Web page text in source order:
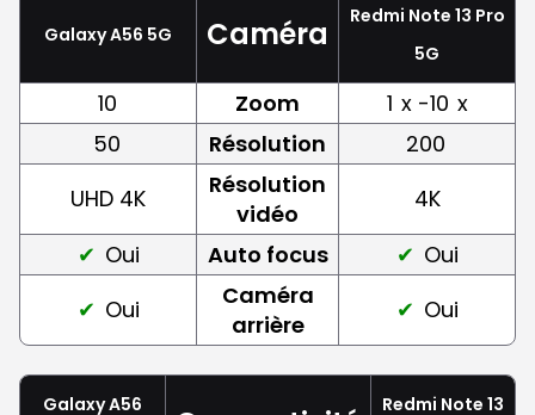
Galaxy A56 5G Caméra
Redmi Note 13 Pro
5G
10 Zoom 1 x -10 x
50
Résolution
200
UHD 4K
Résolution
vidéo
4K
Oui
Auto focus
Oui
Oui
Caméra
arrière
Oui
Galaxy A56
Redmi Note 13